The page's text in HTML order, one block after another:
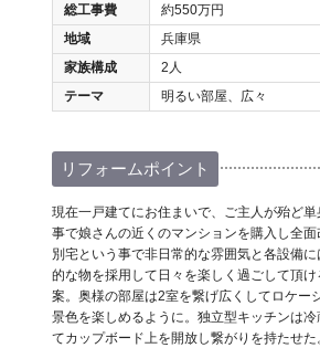
総工事費
約550万円
地域
兵庫県
家族構成
2人
テーマ
明るい部屋、広々
リフォームポイント
現在一戸建てにお住まいで、ご主人が殆ど単
事で娘さんの近くのマンションを購入し全面
別宅という事で非日常的な雰囲気と各設備
的な物を採用して日々を楽しく過ごして頂
案。奥様の部屋は2室を繋げ広くしてロケー
景色を楽しめるように。独立型キッチンは
てカップボード上を開放し繋がりを持たせ